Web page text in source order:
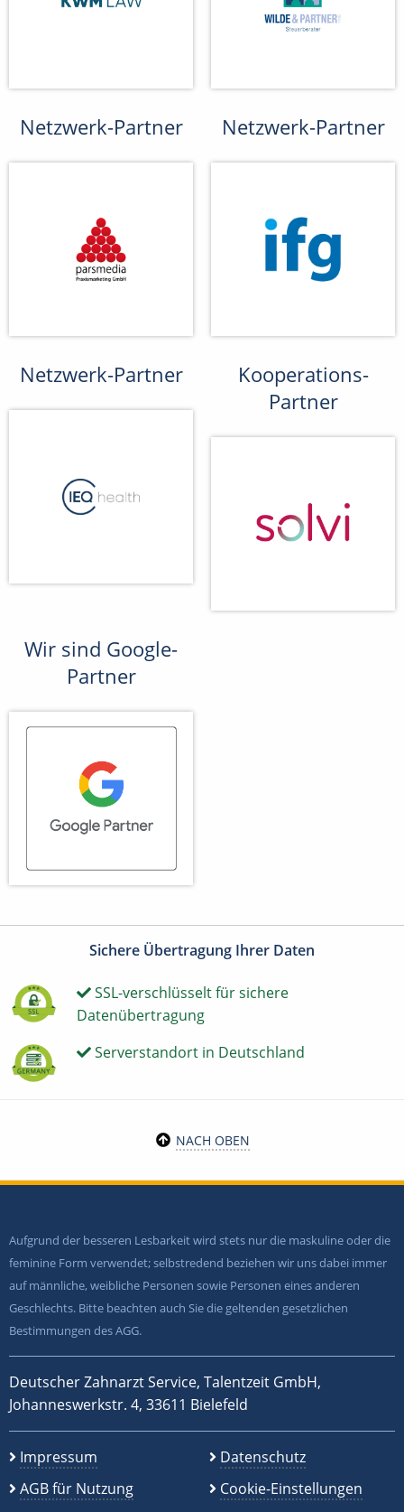
Netzwerk-Partner Netzwerk-Partner
Netzwerk-Partner
Kooperations-
Partner
Wir sind Google-
Partner
Sichere Übertragung Ihrer Daten
SSL-verschlüsselt für sichere
Datenübertragung
Serverstandort in Deutschland
NACH OBEN
Aufgrund der besseren Lesbarkeit wird stets nur die maskuline oder die
feminine Form verwendet; selbstredend beziehen wir uns dabei immer
auf männliche, weibliche Personen sowie Personen eines anderen
Geschlechts. Bitte beachten auch Sie die geltenden gesetzlichen
Bestimmungen des AGG.
Deutscher Zahnarzt Service, Talentzeit GmbH,
Johanneswerkstr. 4, 33611 Bielefeld
Impressum
AGB für Nutzung
Datenschutz
Cookie-Einstellungen